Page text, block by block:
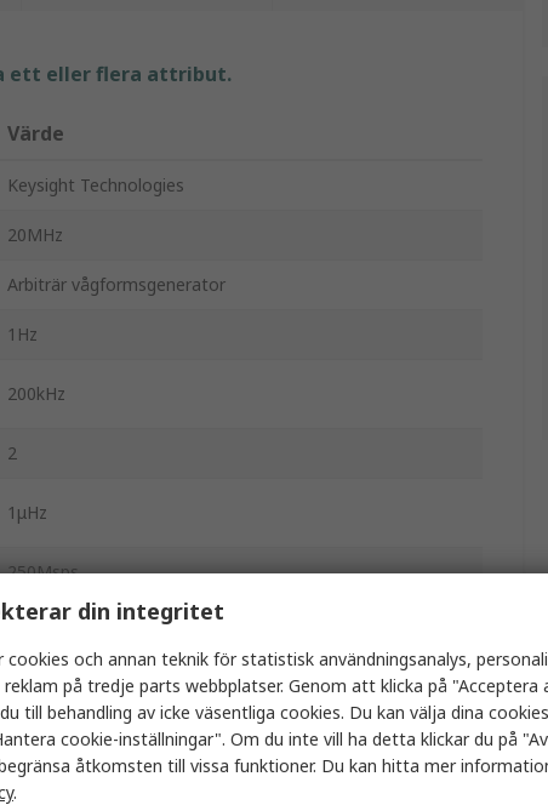
ett eller flera attribut.
Värde
Keysight Technologies
20MHz
Arbiträr vågformsgenerator
1Hz
200kHz
2
1μHz
250Msps
4 Digits
0°C
55°C
din integritet
cookies och annan teknik för statistisk användningsanalys,
på tredje parts webbplatser. Genom att klicka på "Acceptera
till behandling av icke väsentliga cookies. Du kan välja dina
cookie-inställningar". Om du inte vill ha detta klickar du på
åtkomsten till vissa funktioner. Du kan hitta mer
.